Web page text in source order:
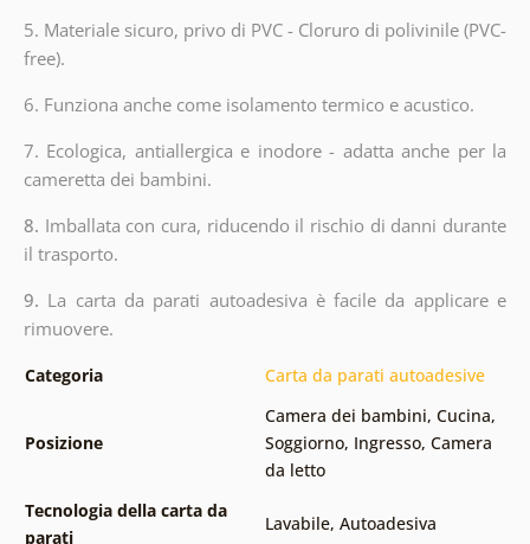
5. Materiale sicuro, privo di PVC - Cloruro di polivinile (PVC-
free).
6. Funziona anche come isolamento termico e acustico.
7. Ecologica, antiallergica e inodore - adatta anche per la
cameretta dei bambini.
8. Imballata con cura, riducendo il rischio di danni durante
il trasporto.
9. La carta da parati autoadesiva è facile da applicare e
rimuovere.
Categoria Carta da parati autoadesive
Posizione
Camera dei bambini, Cucina,
Soggiorno, Ingresso, Camera
da letto
Tecnologia della carta da
parati
Lavabile, Autoadesiva